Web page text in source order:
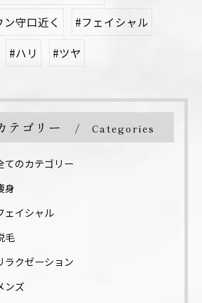
守口近く
#フェイシャル
#ハリ
#ツヤ
テゴリー Categories
てのカテゴリー
身
ェイシャル
毛
ラクゼーション
ンズ